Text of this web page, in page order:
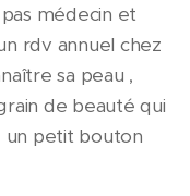
médecin et
rdv annuel chez
sa peau ,
de beauté qui
un petit bouton